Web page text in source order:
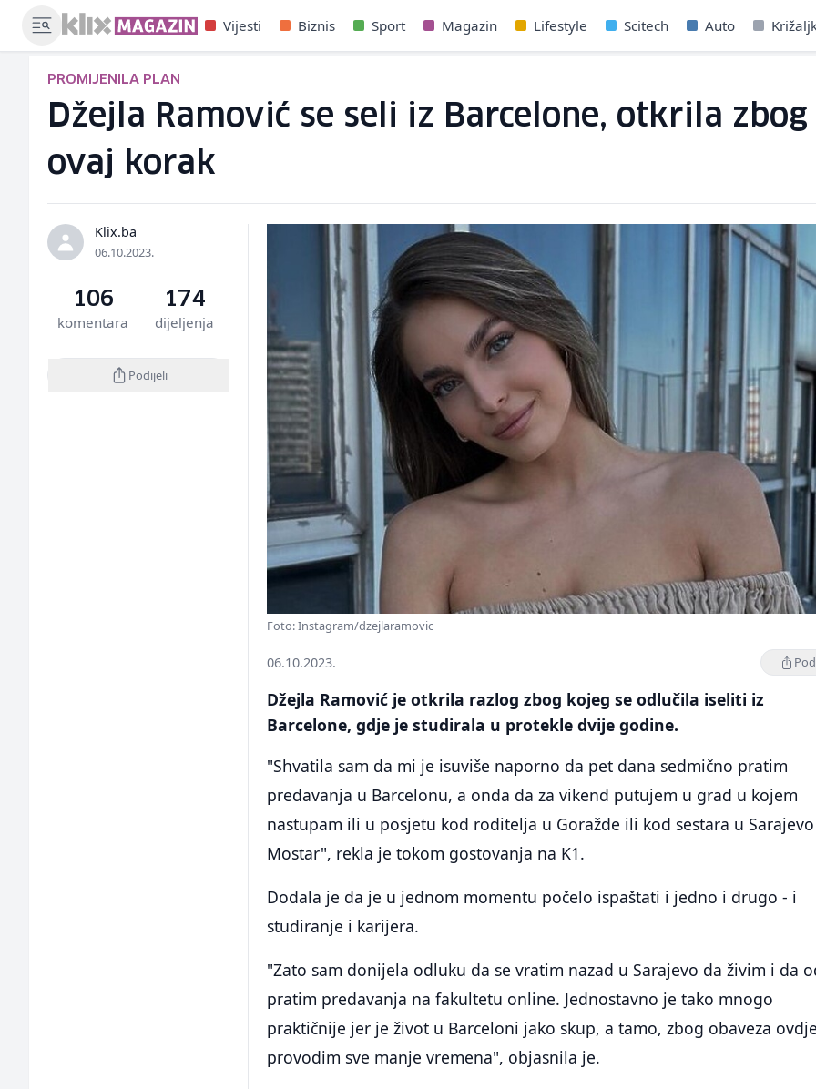
Vijesti Biznis Sport Magazin Lifestyle Scitech Auto
PROMIJENILA PLAN
Džejla Ramović se seli iz Barcelone, otkrila
ovaj korak
Klix.ba
06.10.2023.
106
komentara
174
dijeljenja
Podijeli
Foto: Instagram/dzejlaramovic
06.10.2023.
Džejla Ramović je otkrila razlog zbog kojeg se odlučila iseliti iz
Barcelone, gdje je studirala u protekle dvije godine.
"Shvatila sam da mi je isuviše naporno da pet dana sedmično pratim
predavanja u Barcelonu, a onda da za vikend putujem u grad u kojem
nastupam ili u posjetu kod roditelja u Goražde ili kod sestara u
Mostar", rekla je tokom gostovanja na K1.
Dodala je da je u jednom momentu počelo ispaštati i jedno i drugo - i
studiranje i karijera.
"Zato sam donijela odluku da se vratim nazad u Sarajevo da živim i da
pratim predavanja na fakultetu online. Jednostavno je tako mnogo
praktičnije jer je život u Barceloni jako skup, a tamo, zbog obaveza
provodim sve manje vremena", objasnila je.